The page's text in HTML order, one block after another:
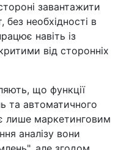
завантажити
необхідності в
навіть із
від сторонніх
що функції
та автоматичного
лише маркетинговим
аналізу вони